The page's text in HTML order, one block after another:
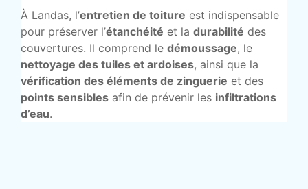
À Landas, l’entretien de toiture est indispensable
pour préserver l’étanchéité et la durabilité des
couvertures. Il comprend le démoussage, le
nettoyage des tuiles et ardoises, ainsi que la
vérification des éléments de zinguerie et des
points sensibles afin de prévenir les infiltrations
d’eau.